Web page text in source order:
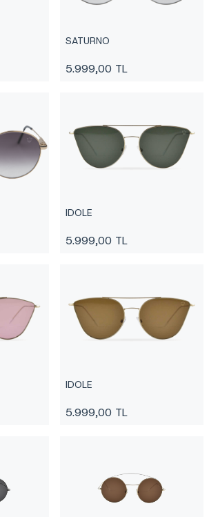
SATURNO
5.999,00 TL
IDOLE
5.999,00 TL
IDOLE
5.999,00 TL